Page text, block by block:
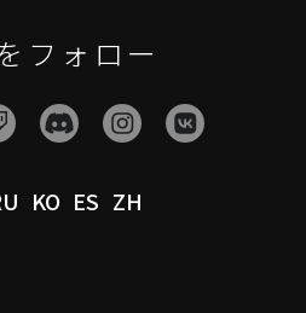
フォロー
KO ES ZH